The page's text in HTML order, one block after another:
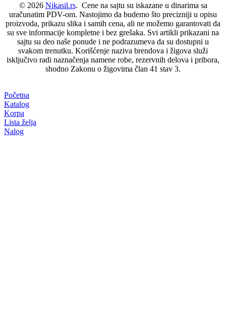
© 2026 Nikasil.rs. Cene na sajtu su iskazane u dinarima sa
uračunatim PDV-om. Nastojimo da budemo što precizniji u opisu
proizvoda, prikazu slika i samih cena, ali ne možemo garantovati da
su sve informacije kompletne i bez grešaka. Svi artikli prikazani na
sajtu su deo naše ponude i ne podrazumeva da su dostupni u
svakom trenutku. Korišćenje naziva brendova i žigova služi
isključivo radi naznačenja namene robe, rezervnih delova i pribora,
shodno Zakonu o žigovima član 41 stav 3.
Početna
Katalog
Korpa
Lista želja
Nalog